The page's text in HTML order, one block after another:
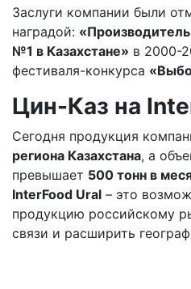
Заслуги компании были
наградой:
№1 в Казахстане» в 2000-
фестиваля-конкурса
Цин-Каз на
Сегодня продукция
региона Казахстана, а
превышает 500 тонн в
InterFood Ural – это
продукцию российскому
связи и расширить